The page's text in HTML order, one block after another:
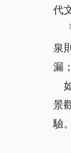
代
「
泉
漏
如
景
驗。